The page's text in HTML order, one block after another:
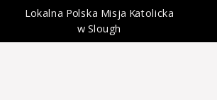
Lokalna Polska Misja Katolicka
w Slough